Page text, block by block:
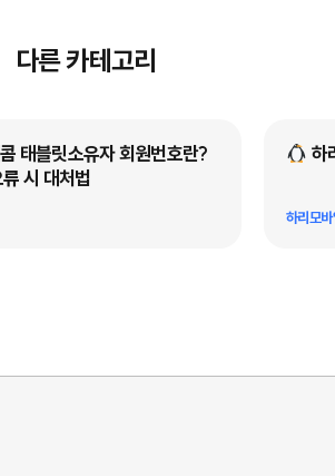
다른 카테고리
하리모바일 개통 가이드북
바일 소개
번
개